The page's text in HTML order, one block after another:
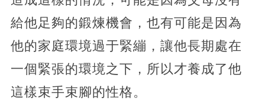
給他足夠的鍛煉機會，也有可能是因為
他的家庭環境過于緊繃，讓他長期處在
一個緊張的環境之下，所以才養成了他
這樣束手束腳的性格。